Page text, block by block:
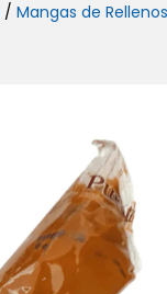
/ Mangas de Rellenos